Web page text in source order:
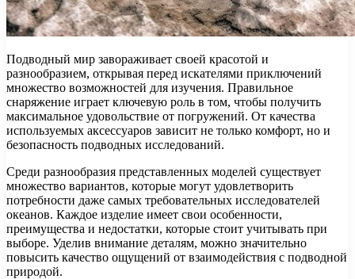
Подводный мир завораживает своей красотой и
разнообразием, открывая перед искателями приключений
множество возможностей для изучения. Правильное
снаряжение играет ключевую роль в том, чтобы получить
максимальное удовольствие от погружений. От качества
используемых аксессуаров зависит не только комфорт, но и
безопасность подводных исследований.
Среди разнообразия представленных моделей существует
множество вариантов, которые могут удовлетворить
потребности даже самых требовательных исследователей
океанов. Каждое изделие имеет свои особенности,
преимущества и недостатки, которые стоит учитывать при
выборе. Уделив внимание деталям, можно значительно
повысить качество ощущений от взаимодействия с подводной
природой.